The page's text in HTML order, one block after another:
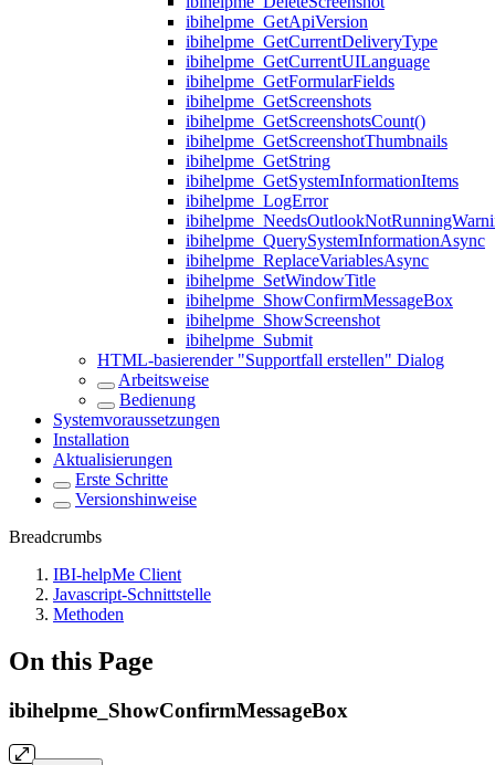
ibihelpme_GetApiVersion
ibihelpme_GetCurrentDeliveryType
ibihelpme_GetCurrentUILanguage
ibihelpme_GetFormularFields
ibihelpme_GetScreenshots
ibihelpme_GetScreenshotsCount()
ibihelpme_GetScreenshotThumbnails
ibihelpme_GetString
ibihelpme_GetSystemInformationItems
ibihelpme_LogError
ibihelpme_QuerySystemInformationAsync
ibihelpme_ReplaceVariablesAsync
ibihelpme_SetWindowTitle
ibihelpme_ShowConfirmMessageBox
ibihelpme_ShowScreenshot
ibihelpme_Submit
HTML-basierender "Supportfall erstellen" Dialog
Arbeitsweise
Bedienung
Systemvoraussetzungen
Installation
Aktualisierungen
Erste Schritte
Versionshinweise
Breadcrumbs
IBI-helpMe Client
Javascript-Schnittstelle
Methoden
On this Page
ibihelpme_ShowConfirmMessageBox